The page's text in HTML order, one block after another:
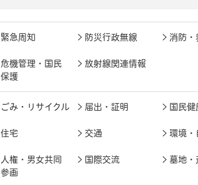
緊急周知 防災行政無線 消防・
危機管理・国民
保護
放射線関連情報
ごみ・リサイクル 届出・証明 国民
住宅 交通 環境・
人権・男女共同
参画
国際交流 墓地・